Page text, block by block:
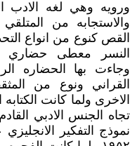
ورويه وهي لغه الادب
والاستجابه من
القص كنوع من انواع
النسر معطى حضاري
وجاءت بها الحضاره
القراني ونوع من
الاخرى ولما كانت
تجاه الجنس الادبي